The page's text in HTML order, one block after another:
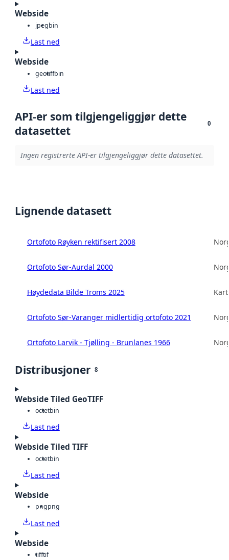
Webside
jpegbin
Last ned
Webside
geotiffbin
Last ned
API-er som tilgjengeliggjør dette
datasettet
0
Ingen registrerte API-er tilgjengeliggjør dette datasettet.
Lignende datasett
Ortofoto Røyken rektifisert 2008
Ortofoto Sør-Aurdal 2000
Høydedata Bilde Troms 2025
Ortofoto Sør-Varanger midlertidig ortofoto 2021
Ortofoto Larvik - Tjølling - Brunlanes 1966
Distribusjoner 8
Webside Tiled GeoTIFF
octetbin
Last ned
Webside Tiled TIFF
octetbin
Last ned
Webside
pngpng
Last ned
Webside
tifftif